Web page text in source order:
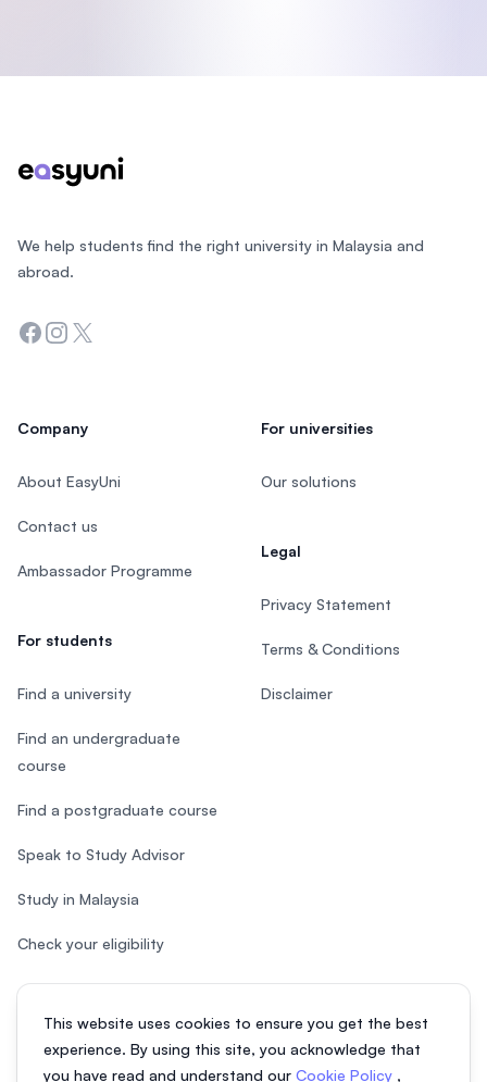
This website uses cookies to ensure you get the best
experience. By using this site, you acknowledge that
you have read and understand our Cookie Policy ,
We help students find the right university in Malaysia and
abroad.
Facebook
Instagram
Twitter
Company
About EasyUni
Contact us
Ambassador Programme
For students
Find a university
Find an undergraduate
course
Find a postgraduate course
Speak to Study Advisor
Study in Malaysia
Check your eligibility
For universities
Our solutions
Legal
Privacy Statement
Terms & Conditions
Disclaimer
© 2026 EasyUni Sdn Bhd, company registration number 200801016907